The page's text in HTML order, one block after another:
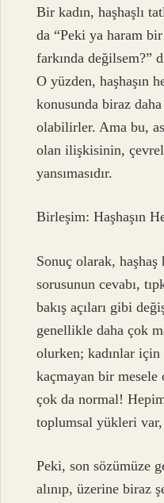
Bir kadın, haşhaşlı
da “Peki ya haram
farkında değilsem?”
O yüzden, haşhaşın
konusunda biraz
olabilirler. Ama bu,
olan ilişkisinin,
yansımasıdır.
Birleşim: Haşhaşın
Sonuç olarak, haşhaş
sorusunun cevabı,
bakış açıları gibi
genellikle daha çok
olurken; kadınlar
kaçmayan bir
çok da normal!
toplumsal yükleri
Peki, son sözümüze
alınıp, üzerine biraz